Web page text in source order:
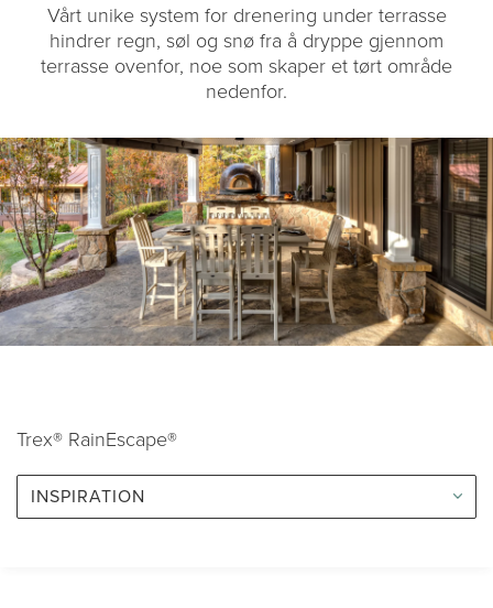
Vårt unike system for drenering under terrasse
hindrer regn, søl og snø fra å dryppe gjennom
terrasse ovenfor, noe som skaper et tørt område
nedenfor.
Trex® RainEscape®
INSPIRATION